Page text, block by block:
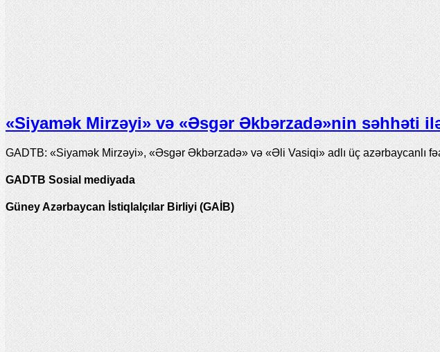
«Siyamək Mirzəyi» və «Əsgər Əkbərzadə»nin səhhəti
GADTB: «Siyamək Mirzəyi», «Əsgər Əkbərzadə» və «Əli Vasiqi» adlı üç azərbaycanlı
GADTB Sosial mediyada
Güney Azərbaycan İstiqlalçılar Birliyi (GAİB)